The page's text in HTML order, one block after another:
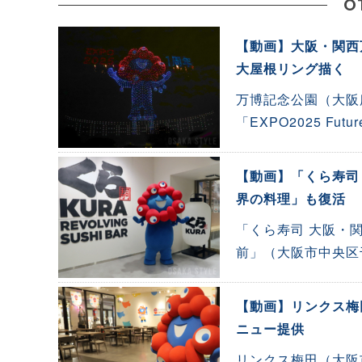
【動画】大阪・関
大屋根リング描く
万博記念公園（大
「EXPO2025
【動画】「くら寿
界の料理」も復活
「くら寿司 大阪・
前」（大阪市中央
【動画】リンクス
ニュー提供